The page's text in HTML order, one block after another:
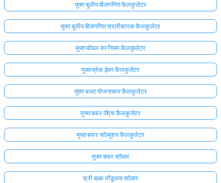
मुफ्त बूलीय बीजगणित कैलकुलेटर
मुफ्त बूलीय बीजगणित सरलीकारक कैलकुलेटर
मुफ्त बॉयल का नियम कैलकुलेटर
मुफ़्त ब्रेक ईवन कैलकुलेटर
मुफ्त बजट योजनाकार कैलकुलेटर
मुफ्त बफर पीएच कैलकुलेटर
मुफ्त बफर सॉल्यूशन कैलकुलेटर
मुफ्त बफर सॉल्वर
फ्री बल्क मॉडुलस सॉल्वर